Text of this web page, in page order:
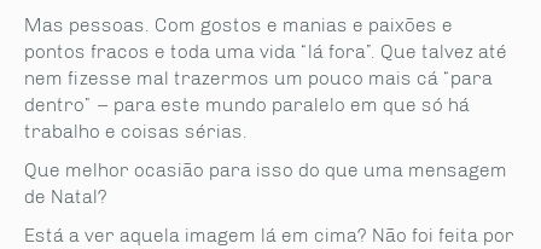
Mas pessoas. Com gostos e manias e paixões e
pontos fracos e toda uma vida “lá fora”. Que talvez até
nem fizesse mal trazermos um pouco mais cá “para
dentro” – para este mundo paralelo em que só há
trabalho e coisas sérias.
Que melhor ocasião para isso do que uma mensagem
de Natal?
Está a ver aquela imagem lá em cima? Não foi feita por